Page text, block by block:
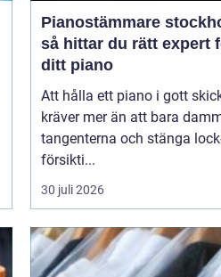
Pianostämmare
så hittar du rätt expert
ditt piano
Att hålla ett piano i gott
kräver mer än att bara
tangenterna och stänga
försikti...
30 juli 2026